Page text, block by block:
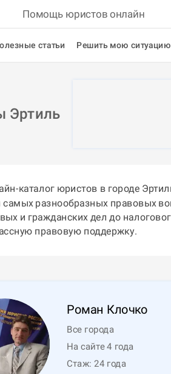
Помощь юристов онлайн
статьи Решить мою ситуацию
Эртиль
каталог юристов в городе
разнообразных правовых
и гражданских дел до
правовую поддержку.
Роман Клочко
Все города
На сайте 4 года
Стаж: 24 года